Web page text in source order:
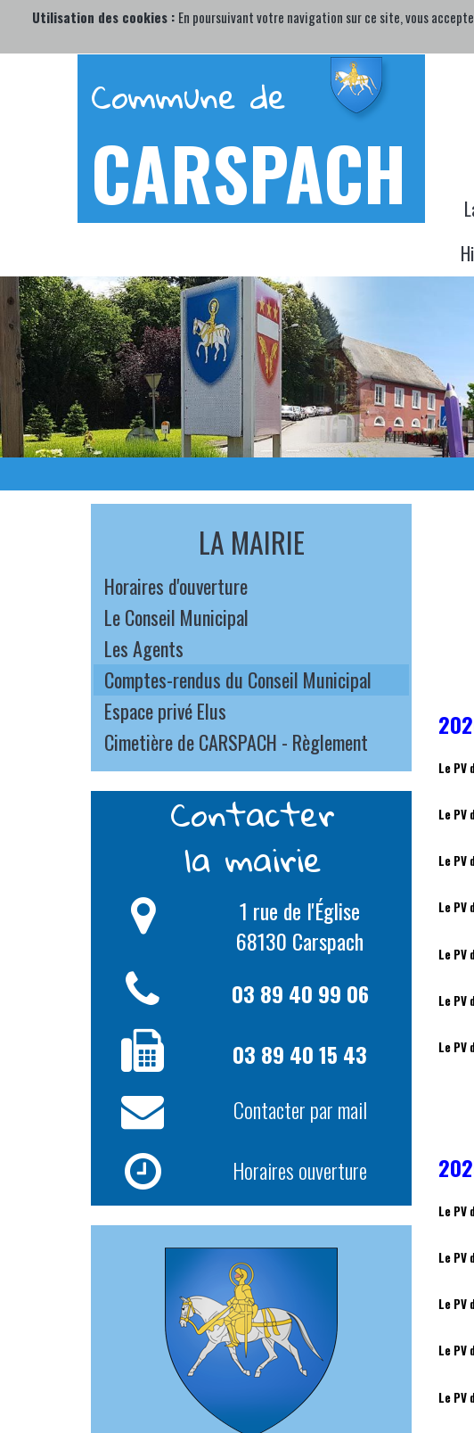
Utilisation des cookies : En poursuivant votre navigation sur ce site, vous
Commune de
CARSPACH
Le
Le
Le
Le
Le
Le
Le
Le
Le
Le
Le
Le
LA MAIRIE
Horaires d'ouverture
Le Conseil Municipal
Les Agents
Comptes-rendus du Conseil Municipal
Espace privé Elus
Cimetière de CARSPACH - Règlement
Contacter
la mairie
1 rue de l'Église
68130 Carspach
03 89 40 99 06
03 89 40 15 43
Contacter par mail
Horaires ouverture